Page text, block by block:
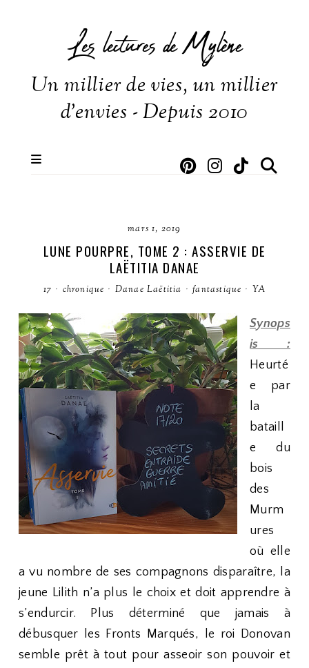
Les lectures de Mylène
Un millier de vies, un millier
d'envies - Depuis 2010
mars 1, 2019
LUNE POURPRE, TOME 2 : ASSERVIE DE
LAËTITIA DANAE
17 · chronique · Danae Laëtitia · fantastique · YA
Synops
is :
Heurté
e par
la
bataill
e du
bois
des
Murm
ures
où elle
a vu nombre de ses compagnons disparaître, la
jeune Lilith n’a plus le choix et doit apprendre à
s’endurcir. Plus déterminé que jamais à
débusquer les Fronts Marqués, le roi Donovan
semble prêt à tout pour asseoir son pouvoir et